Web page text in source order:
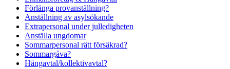
Förlänga provanställning?
Anställning av asylsökande
Extrapersonal under julledigheten
Anställa ungdomar
Sommarpersonal rätt försäkrad?
Sommargåva?
Hängavtal/kollektivavtal?